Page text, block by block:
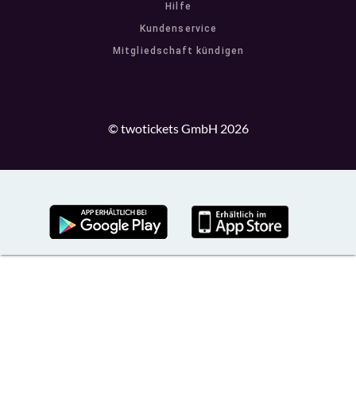
Hilfe
Kundenservice
Mitgliedschaft kündigen
© twotickets GmbH 2026